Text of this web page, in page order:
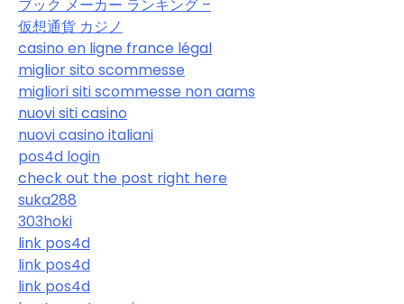
ブック メーカー ランキング –
仮想通貨 カジノ
casino en ligne france légal
miglior sito scommesse
migliori siti scommesse non aams
nuovi siti casino
nuovi casino italiani
pos4d login
check out the post right here
suka288
303hoki
link pos4d
link pos4d
link pos4d